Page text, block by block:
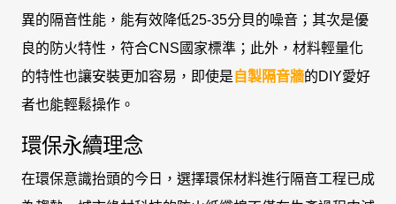
異的隔音性能，能有效降低25-35分貝的噪音；其次是優
良的防火特性，符合CNS國家標準；此外，材料輕量化
的特性也讓安裝更加容易，即使是 自製隔音牆的DIY愛好
者也能輕鬆操作。
環保永續理念
在環保意識抬頭的今日，選擇環保材料進行隔音工程已成